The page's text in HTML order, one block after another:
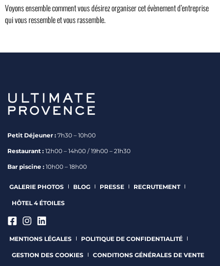
Voyons ensemble comment vous désirez organiser cet évènement d’entreprise
qui vous ressemble et vous rassemble.
Petit Déjeuner : 7h30 – 10h00
Restaurant : 12h00 – 14h00 / 19h00 – 21h30
Bar piscine : 10h00 – 18h00
GALERIE PHOTOS BLOG PRESSE RECRUTEMENT
HÔTEL 4 ÉTOILES
MENTIONS LÉGALES POLITIQUE DE CONFIDENTIALITÉ
GESTION DES COOKIES CONDITIONS GÉNÉRALES DE VENTE